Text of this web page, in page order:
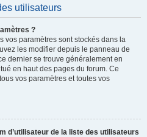
utilisateurs
?
vos paramètres sont stockés dans la
les modifier depuis le panneau de
dernier se trouve généralement en
en haut des pages du forum. Ce
vos paramètres et toutes vos
d’utilisateur de la liste des utilisateurs